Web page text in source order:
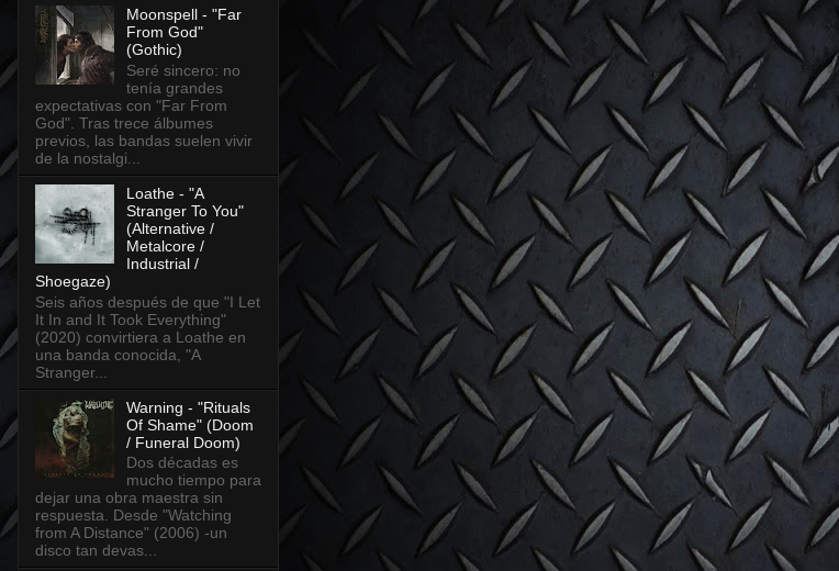
Moonspell - "Far
From God"
(Gothic)
Seré sincero: no
tenía grandes
expectativas con "Far From
God". Tras trece álbumes
previos, las bandas suelen vivir
de la nostalgi...
Loathe - "A
Stranger To You"
(Alternative /
Metalcore /
Industrial /
Shoegaze)
Seis años después de que "I Let
It In and It Took Everything"
(2020) convirtiera a Loathe en
una banda conocida, "A
Stranger...
Warning - "Rituals
Of Shame" (Doom
/ Funeral Doom)
Dos décadas es
mucho tiempo para
dejar una obra maestra sin
respuesta. Desde "Watching
from A Distance" (2006) -un
disco tan devas...